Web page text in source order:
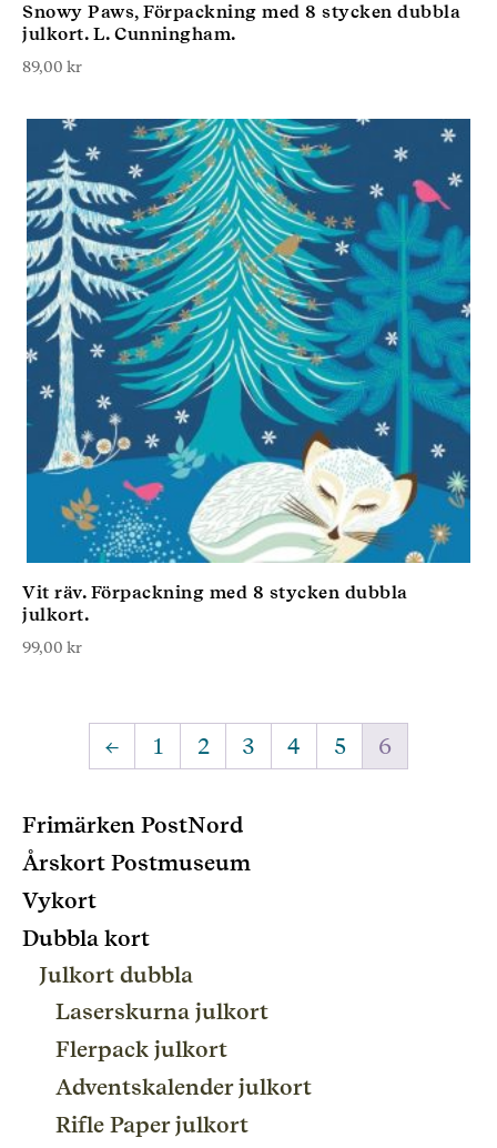
Snowy Paws, Förpackning med 8 stycken dubbla
julkort. L. Cunningham.
89,00 kr
Vit räv. Förpackning med 8 stycken dubbla
julkort.
99,00 kr
← 1 2 3 4 5 6
Frimärken PostNord
Årskort Postmuseum
Vykort
Dubbla kort
Julkort dubbla
Laserskurna julkort
Flerpack julkort
Adventskalender julkort
Rifle Paper julkort